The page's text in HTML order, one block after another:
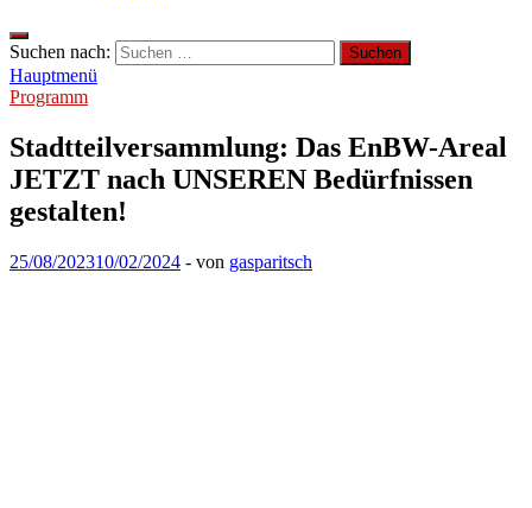
Suchen nach:
Hauptmenü
Programm
Stadtteilversammlung: Das EnBW-Areal
JETZT nach UNSEREN Bedürfnissen
gestalten!
25/08/202310/02/2024 - von gasparitsch